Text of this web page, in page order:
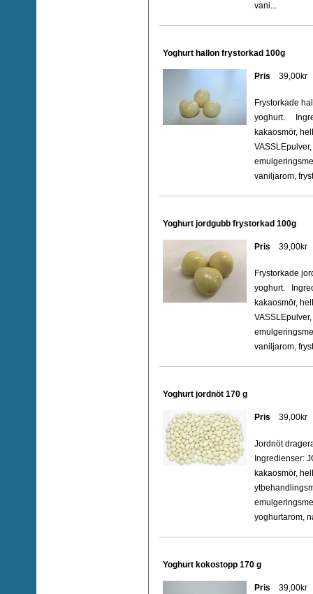
vani...
Yoghurt hallon frystorkad 100g
Pris 39,00kr
Frystorkade
yoghurt.
kakaosmör,
vaniljarom,
Yoghurt jordgubb frystorkad 100g
Pris 39,00kr
Frystorkade
yoghurt.
kakaosmör,
vaniljarom,
Yoghurt jordnöt 170 g
Pris 39,00kr
Jordnöt
Ingredienser:
kakaosmör,
yoghurtarom,
Yoghurt kokostopp 170 g
Pris 39,00kr